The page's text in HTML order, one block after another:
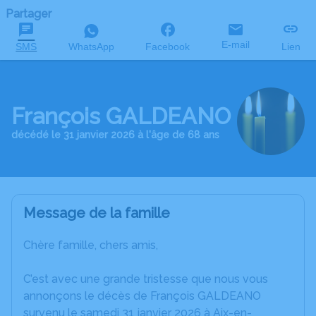
Partager
SMS WhatsApp Facebook E-mail Lien
François GALDEANO
décédé le 31 janvier 2026 à l'âge de 68 ans
Message de la famille
Chère famille, chers amis,
C’est avec une grande tristesse que nous vous
annonçons le décès de François GALDEANO
survenu le samedi 31 janvier 2026 à Aix-en-